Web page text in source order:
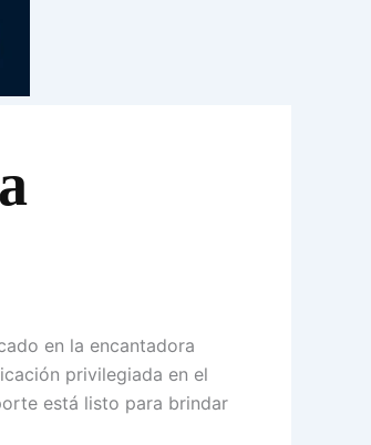
en la encantadora
privilegiada en el
está listo para brindar